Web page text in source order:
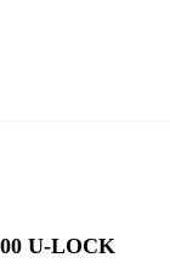
U-LOCK